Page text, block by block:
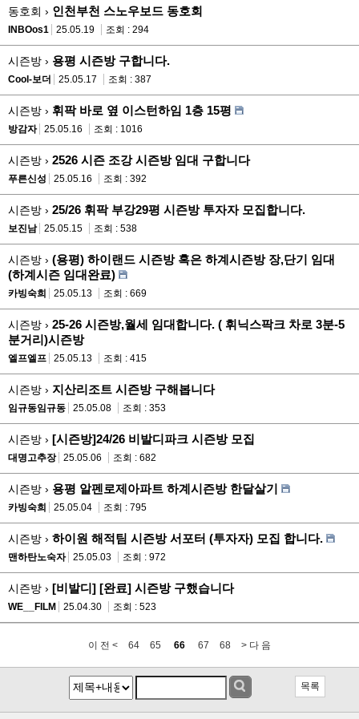
동호회 › 인천부천 스노우보드 동호회
INBOos1 25.05.19 조회 : 294
시즌방 › 용평 시즌방 구합니다.
Cool-보더 25.05.17 조회 : 387
시즌방 › 휘팍 바로 옆 이스턴하임 1층 15평
방감자 25.05.16 조회 : 1016
시즌방 › 2526 시즌 조강 시즌방 임대 구합니다
푸른신성 25.05.16 조회 : 392
시즌방 › 25/26 휘팍 부강29평 시즌방 투자자 모집합니다.
보진남 25.05.15 조회 : 538
시즌방 › (용평) 하이랜드 시즌방 혹은 하계시즌방 장,단기 임대
(하계시즌 임대완료)
카빙숙희 25.05.13 조회 : 669
시즌방 › 25-26 시즌방,월세 임대합니다. ( 휘닉스팍크 차로 3분-5
분거리)시즌방
엘프엘프 25.05.13 조회 : 415
시즌방 › 지산리조트 시즌방 구해봅니다
임규동임규동 25.05.08 조회 : 353
시즌방 › [시즌방]24/26 비발디파크 시즌방 모집
대명고추장 25.05.06 조회 : 682
시즌방 › 용평 알펜로제아파트 하계시즌방 한달살기
카빙숙희 25.05.04 조회 : 795
시즌방 › 하이원 해적팀 시즌방 서포터 (투자자) 모집 합니다.
맨하탄노숙자 25.05.03 조회 : 972
시즌방 › [비발디] [완료] 시즌방 구했습니다
WE__FILM 25.04.30 조회 : 523
이 전 < 64 65 66 67 68 > 다 음
목록